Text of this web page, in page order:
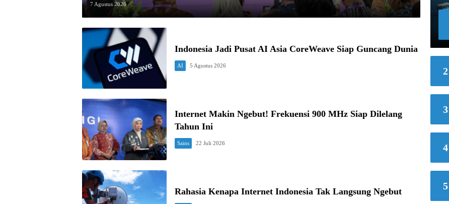
7 Agustus 2026
Indonesia Jadi Pusat AI Asia CoreWeave Siap Guncang Dunia
AI 5 Agustus 2026
Internet Makin Ngebut! Frekuensi 900 MHz Siap Dilelang
Tahun Ini
Sains 22 Juli 2026
Rahasia Kenapa Internet Indonesia Tak Langsung Ngebut
2
3
4
5